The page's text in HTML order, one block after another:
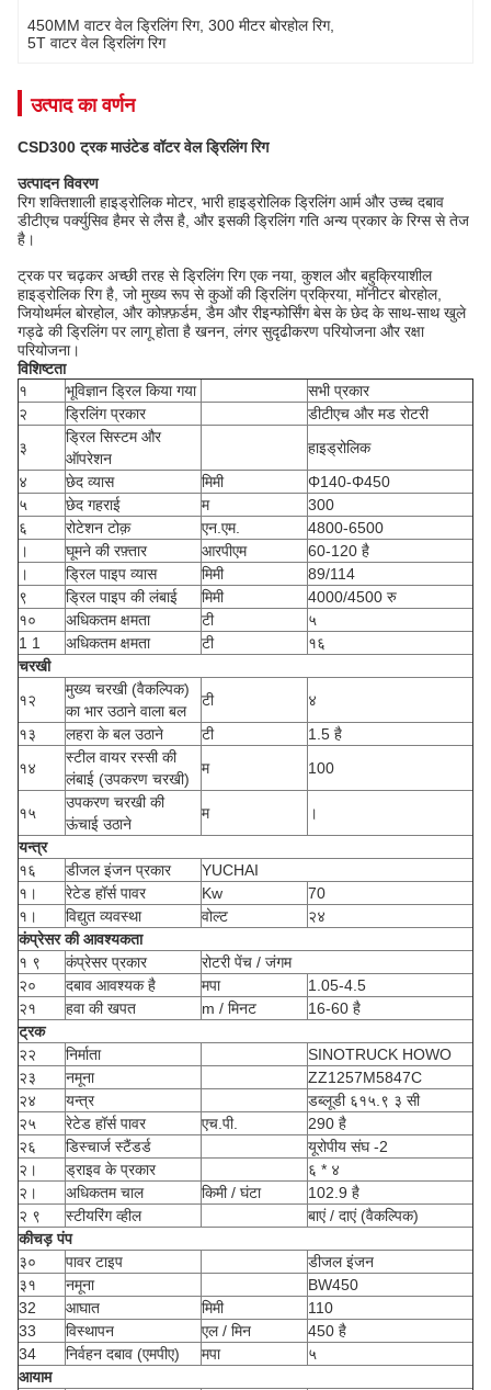
450MM वाटर वेल ड्रिलिंग रिग, 300 मीटर बोरहोल रिग,
5T वाटर वेल ड्रिलिंग रिग
उत्पाद का वर्णन
CSD300 ट्रक माउंटेड वॉटर वेल ड्रिलिंग रिग
उत्पादन विवरण
रिग शक्तिशाली हाइड्रोलिक मोटर, भारी हाइड्रोलिक ड्रिलिंग आर्म और उच्च दबाव
डीटीएच पर्क्युसिव हैमर से लैस है, और इसकी ड्रिलिंग गति अन्य प्रकार के रिग्स से तेज
है।
ट्रक पर चढ़कर अच्छी तरह से ड्रिलिंग रिग एक नया, कुशल और बहुक्रियाशील
हाइड्रोलिक रिग है, जो मुख्य रूप से कुओं की ड्रिलिंग प्रक्रिया, मॉनीटर बोरहोल,
जियोथर्मल बोरहोल, और कोफ़्फ़र्डम, डैम और रीइन्फोर्सिंग बेस के छेद के साथ-साथ खुले
गड्ढे की ड्रिलिंग पर लागू होता है खनन, लंगर सुदृढीकरण परियोजना और रक्षा
परियोजना।
विशिष्टता
१
भूविज्ञान ड्रिल किया गया
सभी प्रकार
२
ड्रिलिंग प्रकार
डीटीएच और मड रोटरी
३
ड्रिल सिस्टम और
ऑपरेशन
हाइड्रोलिक
४
छेद व्यास मिमी
Φ140-Φ450
५
छेद गहराई म
300
६
रोटेशन टोक़ एन.एम.
4800-6500
।
घूमने की रफ़्तार आरपीएम
60-120 है
।
ड्रिल पाइप व्यास मिमी
89/114
९
ड्रिल पाइप की लंबाई मिमी
4000/4500 रु
१०
अधिकतम क्षमता टी
५
1 1
अधिकतम क्षमता टी
१६
चरखी
१२
मुख्य चरखी (वैकल्पिक)
का भार उठाने वाला बल
टी
४
१३
लहरा के बल उठाने टी
1.5 है
१४
स्टील वायर रस्सी की
लंबाई (उपकरण चरखी)
म 100
१५
उपकरण चरखी की
ऊंचाई उठाने
म
।
यन्त्र
१६
डीजल इंजन प्रकार
YUCHAI
१।
रेटेड हॉर्स पावर Kw
70
१।
विद्युत व्यवस्था वोल्ट
२४
कंप्रेसर की आवश्यकता
१ ९
कंप्रेसर प्रकार
रोटरी पेंच / जंगम
२०
दबाव आवश्यक है मपा
1.05-4.5
२१
हवा की खपत m / मिनट
16-60 है
ट्रक
२२
निर्माता
SINOTRUCK HOWO
२३
नमूना
ZZ1257M5847C
२४
यन्त्र
डब्लूडी ६१५.९ ३ सी
२५
रेटेड हॉर्स पावर एच.पी.
290 है
२६
डिस्चार्ज स्टैंडर्ड
यूरोपीय संघ -2
२।
ड्राइव के प्रकार
६ * ४
२।
अधिकतम चाल किमी / घंटा
102.9 है
२ ९
स्टीयरिंग व्हील
बाएं / दाएं (वैकल्पिक)
कीचड़ पंप
३०
पावर टाइप
डीजल इंजन
३१
नमूना
BW450
32
आघात मिमी
110
33
विस्थापन एल / मिन
450 है
34
निर्वहन दबाव (एमपीए) मपा
५
आयाम